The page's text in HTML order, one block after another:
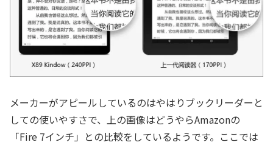
メーカーがアピールしているのはやはりブックリーダーと
しての使いやすさで、上の画像はどうやらAmazonの
「Fire 7インチ」との比較をしているようです。ここでは